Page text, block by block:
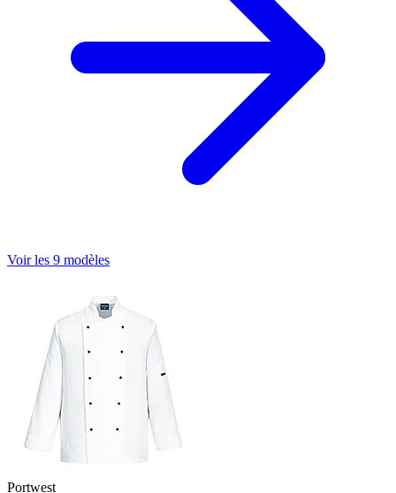
Voir les 9 modèles
Portwest